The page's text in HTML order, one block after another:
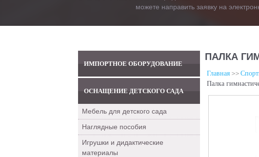
можете направить заявку на
ИМПОРТНОЕ ОБОРУДОВАНИЕ
ОСНАЩЕНИЕ ДЕТСКОГО САДА
Мебель для детского сада
Наглядные пособия
Игрушки и дидактические
материалы
ПАЛКА
Главная
Палка